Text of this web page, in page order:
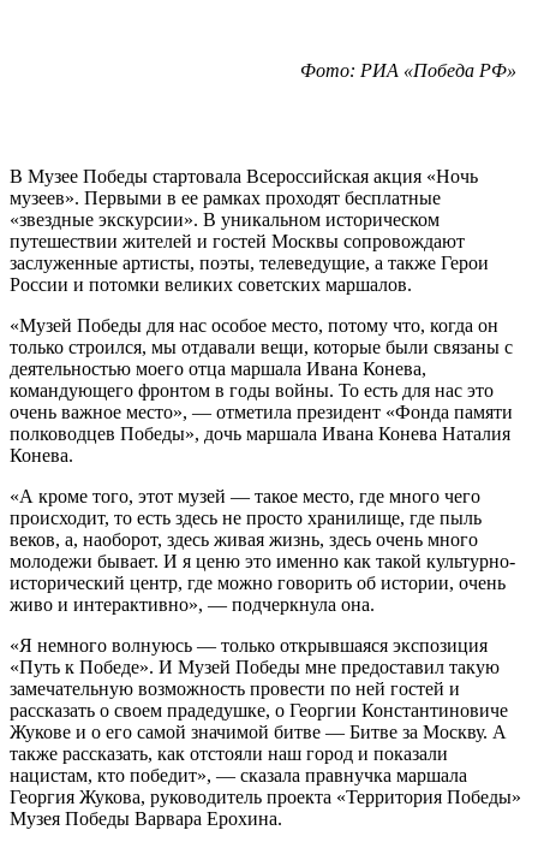
Фото: РИА «Победа РФ»
В Музее Победы стартовала Всероссийская акция «Ночь
музеев». Первыми в ее рамках проходят бесплатные
«звездные экскурсии». В уникальном историческом
путешествии жителей и гостей Москвы сопровождают
заслуженные артисты, поэты, телеведущие, а также Герои
России и потомки великих советских маршалов.
«Музей Победы для нас особое место, потому что, когда он
только строился, мы отдавали вещи, которые были связаны с
деятельностью моего отца маршала Ивана Конева,
командующего фронтом в годы войны. То есть для нас это
очень важное место», — отметила президент «Фонда памяти
полководцев Победы», дочь маршала Ивана Конева Наталия
Конева.
«А кроме того, этот музей — такое место, где много чего
происходит, то есть здесь не просто хранилище, где пыль
веков, а, наоборот, здесь живая жизнь, здесь очень много
молодежи бывает. И я ценю это именно как такой культурно-
исторический центр, где можно говорить об истории, очень
живо и интерактивно», — подчеркнула она.
«Я немного волнуюсь — только открывшаяся экспозиция
«Путь к Победе». И Музей Победы мне предоставил такую
замечательную возможность провести по ней гостей и
рассказать о своем прадедушке, о Георгии Константиновиче
Жукове и о его самой значимой битве — Битве за Москву. А
также рассказать, как отстояли наш город и показали
нацистам, кто победит», — сказала правнучка маршала
Георгия Жукова, руководитель проекта «Территория Победы»
Музея Победы Варвара Ерохина.